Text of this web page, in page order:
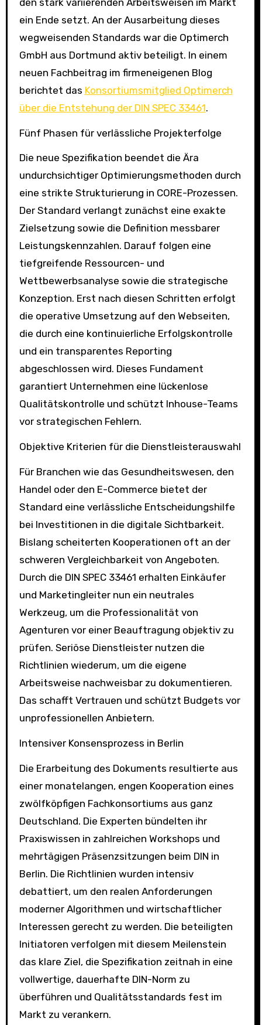
ein Ende setzt. An der Ausarbeitung dieses
wegweisenden Standards war die Optimerch
GmbH aus Dortmund aktiv beteiligt. In einem
neuen Fachbeitrag im firmeneigenen Blog
berichtet das Konsortiumsmitglied Optimerch
über die Entstehung der DIN SPEC 33461.
Fünf Phasen für verlässliche Projekterfolge
Die neue Spezifikation beendet die Ära
undurchsichtiger Optimierungsmethoden durch
eine strikte Strukturierung in CORE-Prozessen.
Der Standard verlangt zunächst eine exakte
Zielsetzung sowie die Definition messbarer
Leistungskennzahlen. Darauf folgen eine
tiefgreifende Ressourcen- und
Wettbewerbsanalyse sowie die strategische
Konzeption. Erst nach diesen Schritten erfolgt
die operative Umsetzung auf den Webseiten,
die durch eine kontinuierliche Erfolgskontrolle
und ein transparentes Reporting
abgeschlossen wird. Dieses Fundament
garantiert Unternehmen eine lückenlose
Qualitätskontrolle und schützt Inhouse-Teams
vor strategischen Fehlern.
Objektive Kriterien für die Dienstleisterauswahl
Für Branchen wie das Gesundheitswesen, den
Handel oder den E-Commerce bietet der
Standard eine verlässliche Entscheidungshilfe
bei Investitionen in die digitale Sichtbarkeit.
Bislang scheiterten Kooperationen oft an der
schweren Vergleichbarkeit von Angeboten.
Durch die DIN SPEC 33461 erhalten Einkäufer
und Marketingleiter nun ein neutrales
Werkzeug, um die Professionalität von
Agenturen vor einer Beauftragung objektiv zu
prüfen. Seriöse Dienstleister nutzen die
Richtlinien wiederum, um die eigene
Arbeitsweise nachweisbar zu dokumentieren.
Das schafft Vertrauen und schützt Budgets vor
unprofessionellen Anbietern.
Intensiver Konsensprozess in Berlin
Die Erarbeitung des Dokuments resultierte aus
einer monatelangen, engen Kooperation eines
zwölfköpfigen Fachkonsortiums aus ganz
Deutschland. Die Experten bündelten ihr
Praxiswissen in zahlreichen Workshops und
mehrtägigen Präsenzsitzungen beim DIN in
Berlin. Die Richtlinien wurden intensiv
debattiert, um den realen Anforderungen
moderner Algorithmen und wirtschaftlicher
Interessen gerecht zu werden. Die beteiligten
Initiatoren verfolgen mit diesem Meilenstein
das klare Ziel, die Spezifikation zeitnah in eine
vollwertige, dauerhafte DIN-Norm zu
überführen und Qualitätsstandards fest im
Markt zu verankern.